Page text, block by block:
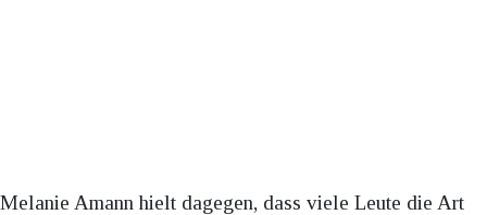
Melanie Amann hielt dagegen, dass viele Leute die Art